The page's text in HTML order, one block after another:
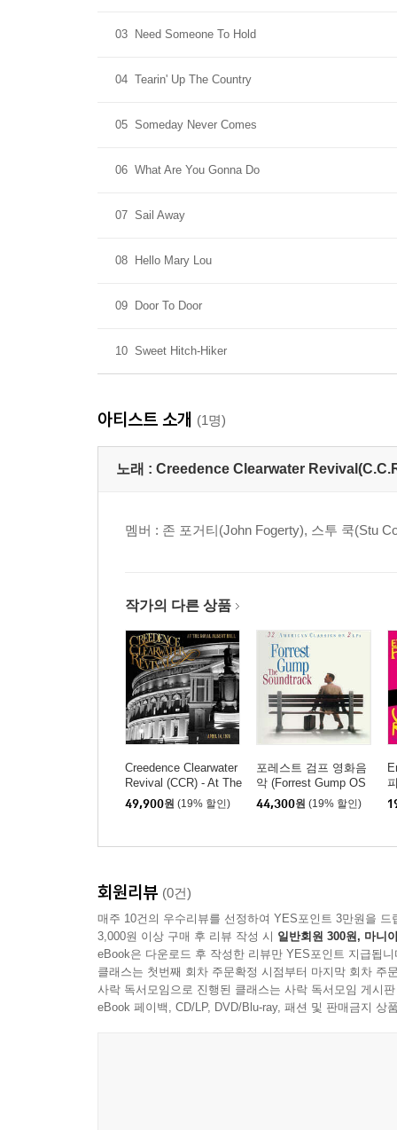
03 Need Someone To Hold
04 Tearin' Up The Country
05 Someday Never Comes
06 What Are You Gonna Do
07 Sail Away
08 Hello Mary Lou
09 Door To Door
10 Sweet Hitch-Hiker
아티스트 소개 (1명)
노래 : Creedence Clearwater
멤버 : 존 포거티(John Fogerty), 스투 쿡(Stu
작가의 다른 상품
Creedence Clearwater
Revival (CCR) - At The
Royal Albert Hall [LP]
49,900원 (19% 할인)
포레스트 검프 영화음
악 (Forrest Gump OS
T) [2LP]
44,300원 (19% 할인)
회원리뷰 (0건)
매주 10건의 우수리뷰를 선정하여 YES포인트 3만원을 드
3,000원 이상 구매 후 리뷰 작성 시 일반회원 300원, 마니
eBook은 다운로드 후 작성한 리뷰만 YES포인트 지급됩니
클래스는 첫번째 회차 주문확정 시점부터 마지막 회차 주
사락 독서모임으로 진행된 클래스는 사락 독서모임 게시
eBook 페이백, CD/LP, DVD/Blu-ray, 패션 및 판매금지 상